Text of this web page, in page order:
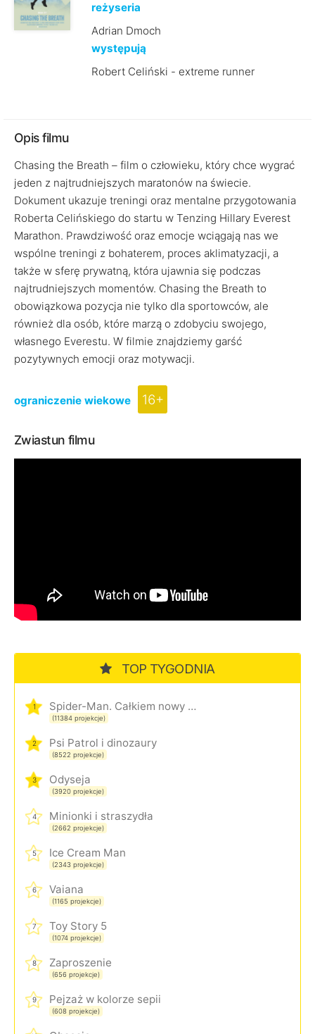
reżyseria
Adrian Dmoch
występują
Robert Celiński - extreme runner
Opis filmu
Chasing the Breath – film o człowieku, który chce wygrać
jeden z najtrudniejszych maratonów na świecie.
Dokument ukazuje treningi oraz mentalne przygotowania
Roberta Celińskiego do startu w Tenzing Hillary Everest
Marathon. Prawdziwość oraz emocje wciągają nas we
wspólne treningi z bohaterem, proces aklimatyzacji, a
także w sferę prywatną, która ujawnia się podczas
najtrudniejszych momentów. Chasing the Breath to
obowiązkowa pozycja nie tylko dla sportowców, ale
również dla osób, które marzą o zdobyciu swojego,
własnego Everestu. W filmie znajdziemy garść
pozytywnych emocji oraz motywacji.
ograniczenie wiekowe 16+
Zwiastun filmu
TOP TYGODNIA
1 Spider-Man. Całkiem nowy dzień
(11384 projekcje)
2 Psi Patrol i dinozaury
(8522 projekcje)
3 Odyseja
(3920 projekcje)
4 Minionki i straszydła
(2662 projekcje)
5 Ice Cream Man
(2343 projekcje)
6 Vaiana
(1165 projekcje)
7 Toy Story 5
(1074 projekcje)
8 Zaproszenie
(656 projekcje)
9 Pejzaż w kolorze sepii
(608 projekcje)